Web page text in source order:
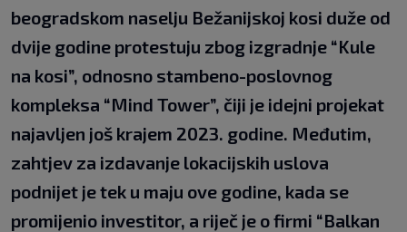
beogradskom naselju Bežanijskoj kosi duže od
dvije godine protestuju zbog izgradnje “Kule
na kosi”, odnosno stambeno-poslovnog
kompleksa “Mind Tower”, čiji je idejni projekat
najavljen još krajem 2023. godine. Međutim,
zahtjev za izdavanje lokacijskih uslova
podnijet je tek u maju ove godine, kada se
promijenio investitor, a riječ je o firmi “Balkan